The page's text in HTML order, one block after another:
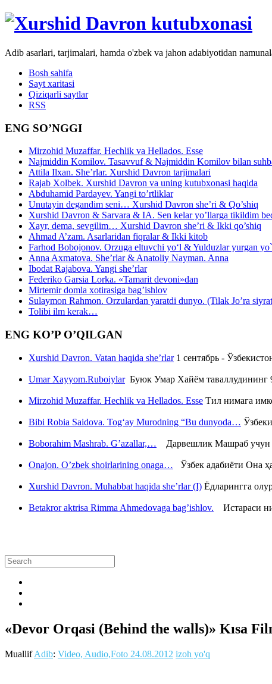
Adib asarlari, tarjimalari, hamda o'zbek va jahon adabiyotidan
Bosh sahifa
Sayt xaritasi
Qiziqarli saytlar
RSS
ENG SO’NGGI
Mirzohid Muzaffar. Hechlik va Hellados. Esse
Najmiddin Komilov. Tasavvuf & Najmiddin Komilov bilan
Attila Ilxan. She’rlar. Xurshid Davron tarjimalari
Rajab Xolbek. Xurshid Davron va uning kutubxonasi haqida
Abduhamid Pardayev. Yangi to’rtliklar
Unutayin degandim seni… Xurshid Davron she’ri & Qo’shiq
Xurshid Davron & Sarvara & IA. Sen kelar yo’llarga tikildim
Xayr, dema, sevgilim… Xurshid Davron she’ri & Ikki qo’shiq
Ahmad A’zam. Asarlaridan fiqralar & Ikki kitob
Farhod Bobojonov. Orzuga eltuvchi yo‘l & Yulduzlar yurgan
Anna Axmatova. She’rlar & Anatoliy Nayman. Anna
Ibodat Rajabova. Yangi she’rlar
Federiko Garsia Lorka. «Tamarit devoni»dan
Mirtemir domla xotirasiga bag’ishlov
Sulaymon Rahmon. Orzulardan yaratdi dunyo. (Tilak Jo’ra
Tolibi ilm kerak…
ENG KO’P O’QILGAN
Xurshid Davron. Vatan haqida she’rlar1 сентябрь -
Umar Xayyom.RuboiylarБуюк Умар Хайём таваллудининг
Mirzohid Muzaffar. Hechlik va Hellados. Esse Тил нимага
Bibi Robia Saidova. Tog‘ay Murodning “Bu dunyoda…
Boborahim Mashrab. G’azallar,… Дарвешлик Машраб учун
Onajon. O’zbek shoirlarining onaga… Ўзбек адабиёти Она
Xurshid Davron. Muhabbat haqida she’rlar (I) Ёдларингга
Betakror aktrisa Rimma Ahmedovaga bag’ishlov. Истараси
«Devor Orqasi (Behind the walls)» Kısa
MuallifAdib: Video, Audio,Foto 24.08.2012 izoh yo'q